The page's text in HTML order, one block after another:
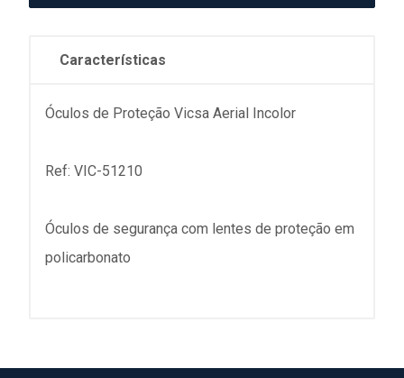
Características
Óculos de Proteção Vicsa Aerial Incolor
Ref: VIC-51210
Óculos de segurança com lentes de proteção em
policarbonato